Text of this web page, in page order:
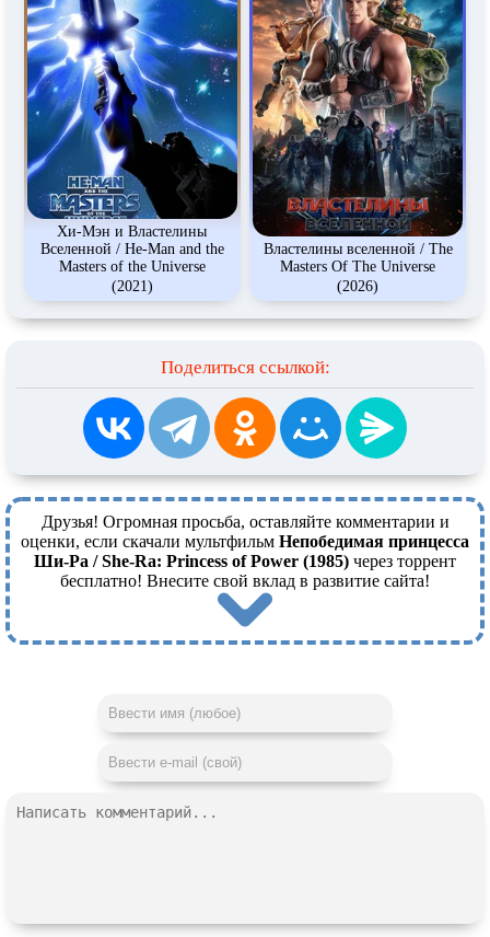
Хи-Мэн и Властелины
Вселенной / He-Man and the
Masters of the Universe
(2021)
Властелины вселенной / The
Masters Of The Universe
(2026)
Поделиться ссылкой:
Друзья! Огромная просьба, оставляйте комментарии и
оценки, если скачали мультфильм Непобедимая принцесса
Ши-Ра / She-Ra: Princess of Power (1985) через торрент
бесплатно! Внесите свой вклад в развитие сайта!